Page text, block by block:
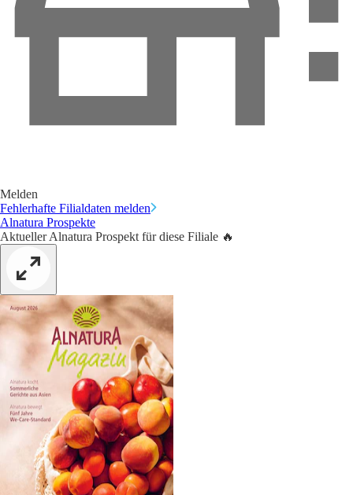
Melden
Fehlerhafte Filialdaten melden
Alnatura Prospekte
Aktueller Alnatura Prospekt für diese Filiale 🔥